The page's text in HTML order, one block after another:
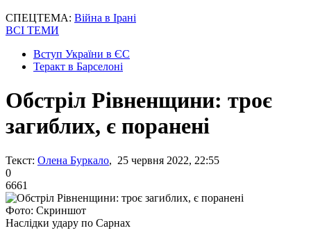
СПЕЦТЕМА: Війна в Ірані
ВСІ ТЕМИ
Вступ України в ЄС
Теракт в Барселоні
Обстріл Рівненщини: троє
загиблих, є поранені
Текст: Олена Буркало, 25 червня 2022, 22:55
0
6661
Фото: Скриншот
Наслідки удару по Сарнах